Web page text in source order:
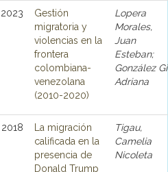
2023
Gestión
migratoria y
violencias en la
frontera
colombiana-
venezolana
(2010-2020)
Lopera
Morales,
Juan
Esteban;
González
Adriana
2018
La migración
calificada en la
presencia de
Donald Trump
Tigau,
Camelia
Nicoleta